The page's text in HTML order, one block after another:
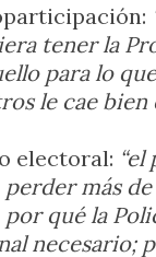
tener la
para lo
le cae bien
electoral:
más
qué la
necesario;